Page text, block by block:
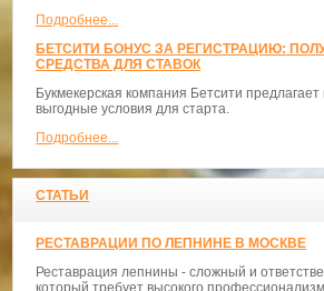
Подробнее...
БЕТСИТИ БОНУС ЗА РЕГИСТРАЦИЮ:
СРЕДСТВА ДЛЯ СТАВОК
Букмекерская компания Бетсити
выгодные условия для старта.
Подробнее...
СТАТЬИ
РЕСТАВРАЦИИ ПО ЛЕПНИНЕ В МОСКВЕ
Реставрация лепнины - сложный и
который требует высокого